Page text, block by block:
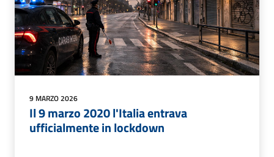
9 MARZO 2026
Il 9 marzo 2020 l'Italia entrava
ufficialmente in lockdown